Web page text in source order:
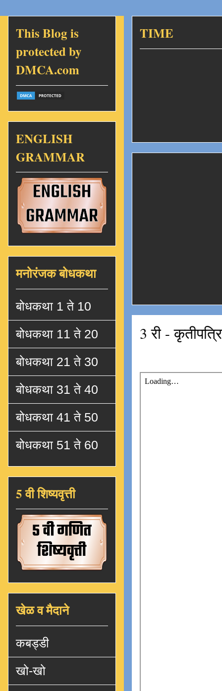
TIME
3 री -
This Blog is
protected by
DMCA.com
ENGLISH
GRAMMAR
मनोरंजक बोधकथा
बोधकथा 1 ते 10
बोधकथा 11 ते 20
बोधकथा 21 ते 30
बोधकथा 31 ते 40
बोधकथा 41 ते 50
बोधकथा 51 ते 60
5 वी शिष्यवृत्ती
खेळ व मैदाने
कबड्डी
खो-खो